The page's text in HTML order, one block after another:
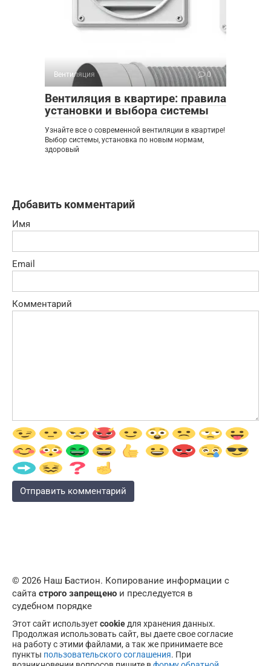
Вентиляция 0
Вентиляция в квартире: правила
установки и выбора системы
Узнайте все о современной вентиляции в квартире!
Выбор системы, установка по новым нормам,
здоровый
Добавить комментарий
Имя
Email
Комментарий
© 2026 Наш Бастион. Копирование информации с
сайта строго запрещено и преследуется в
судебном порядке
Этот сайт используетcookieдля хранения данных.
Продолжая использовать сайт, вы даете свое согласие
на работу с этими файлами, а так же принимаете все
пункты пользовательского соглашения. При